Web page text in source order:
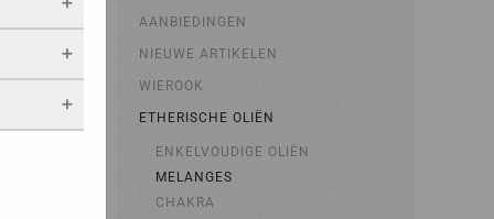
AANBIEDINGEN
NIEUWE ARTIKELEN
WIEROOK
ETHERISCHE OLIËN
ENKELVOUDIGE OLIËN
MELANGES
CHAKRA
als jij
blijven
Als je